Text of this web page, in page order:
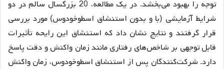
توجه را بهبود می‌بخشد
. در یک مطالعه، 20 بزرگسال سالم در دو
شرایط آزمایشی (با و بدون استنشاق اسطوخودوس) مورد بررسی
قرار گرفتند و نتایج نشان داد که استنشاق این رایحه تأثیرات
قابل توجهی بر شاخص‌های رفتاری مانند زمان واکنش و دقت پاسخ
دارد. شرکت‌کنندگان پس از استنشاق اسطوخودوس، زمان واکنش